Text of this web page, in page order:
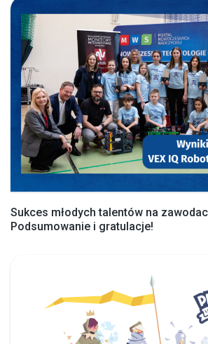
Sukces młodych talentów na
Podsumowanie i gratulacje!